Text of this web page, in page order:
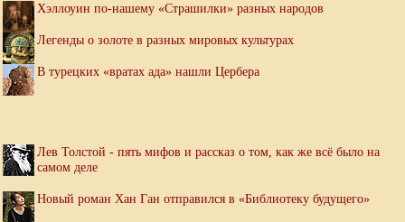
Хэллоуин по-нашему «Страшилки» разных народов
Легенды о золоте в разных мировых культурах
В турецких «вратах ада» нашли Цербера
Лев Толстой - пять мифов и рассказ о том, как же всё было на
самом деле
Новый роман Хан Ган отправился в «Библиотеку будущего»